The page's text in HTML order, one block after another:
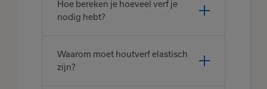
Hoe bereken je hoeveel verf je
nodig hebt?
Waarom moet houtverf elastisch
zijn?